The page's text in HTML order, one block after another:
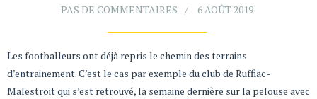
PAS DE COMMENTAIRES
6 AOÛT 2019
Les footballeurs ont déjà repris le chemin des terrains
d’entrainement. C’est le cas par exemple du club de Ruffiac-
Malestroit qui s’est retrouvé, la semaine dernière sur la pelouse avec